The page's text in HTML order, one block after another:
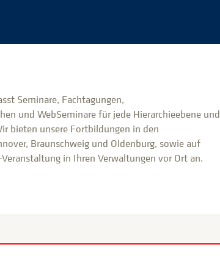
Seminare, Fachtagungen,
und WebSeminare für jede Hierarchieebene und
bieten unsere Fortbildungen in den
Braunschweig und Oldenburg, sowie auf
in Ihren Verwaltungen vor Ort an.